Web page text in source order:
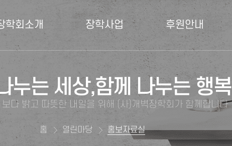
학회소개 장학사업 후원안내
누는 세상,함께 나누는 행복
보다 밝고 따뜻한 내일을 위해 (사)개벽장학회가 함께합니다
홈 열린마당 홍보자료실